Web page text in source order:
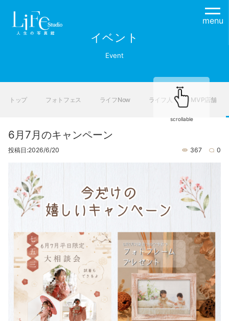
menu
イベント
Event
トップ フォトフェス ライフNow ライフ人 MVP店舗
scrollable
6月7月のキャンペーン
投稿日:2026/6/20 367 0